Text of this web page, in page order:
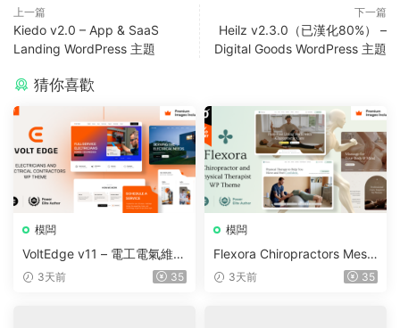
上一篇
Kiedo v2.0 – App & SaaS
Landing WordPress 主題
下一篇
Heilz v2.3.0（已漢化80%） –
Digital Goods WordPress 主題
猜你喜歡
模闆
VoltEdge v11 – 電工電氣維修
WordPress 主題
3天前 35
模闆
Flexora Chiropractors Mess
age and Physical Therapist
3天前 35